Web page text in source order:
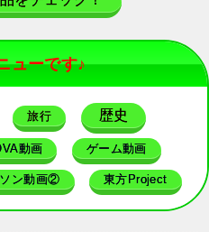
ューです♪
旅行 歴史
動画 ゲーム動画
ン動画② 東方Project